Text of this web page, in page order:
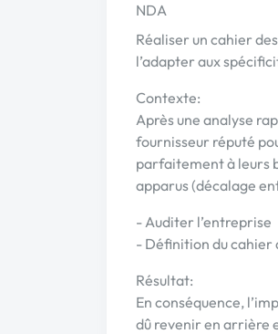
NDA
Réaliser un cahier
l’adapter aux
Contexte:
Après une analyse
fournisseur réputé
parfaitement à leurs
apparus (décalage
- Auditer l’entreprise
- Définition du cahier
Résultat:
En conséquence,
dû revenir en arrière